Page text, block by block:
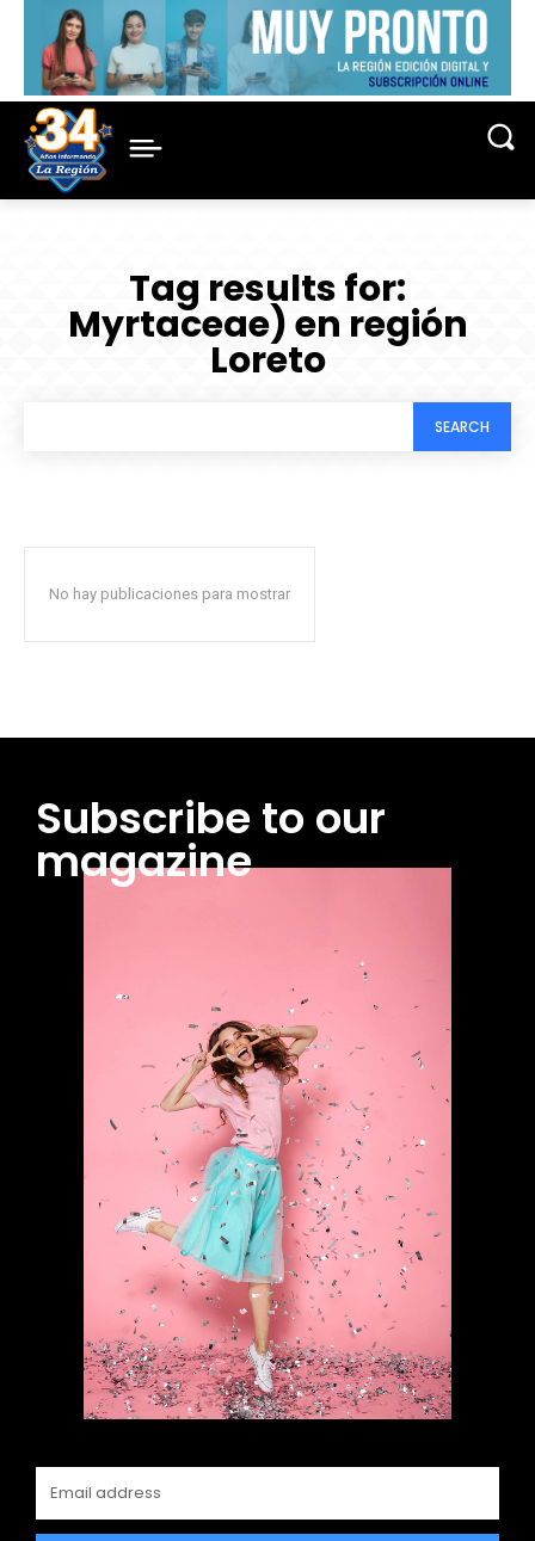
Tag results for:
Myrtaceae) en región
Loreto
SEARCH
No hay publicaciones para mostrar
Subscribe to our
magazine